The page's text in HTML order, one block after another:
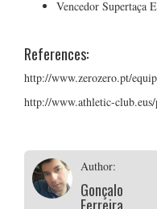
Vencedor Supertaça
References:
http://www.zerozero.pt/
http://www.athletic-
Author:
Gonçalo